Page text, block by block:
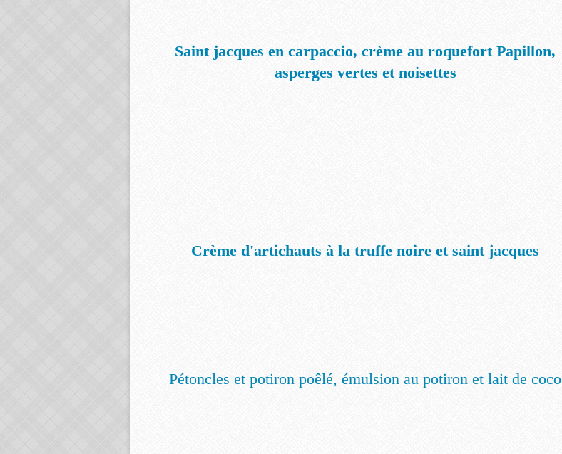
Saint jacques en carpaccio, crème au roquefort Papillon,
asperges vertes et noisettes
Crème d'artichauts à la truffe noire et saint jacques
Pétoncles et potiron poêlé, émulsion au potiron et lait de coco